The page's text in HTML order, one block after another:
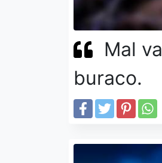
Mal
buraco.